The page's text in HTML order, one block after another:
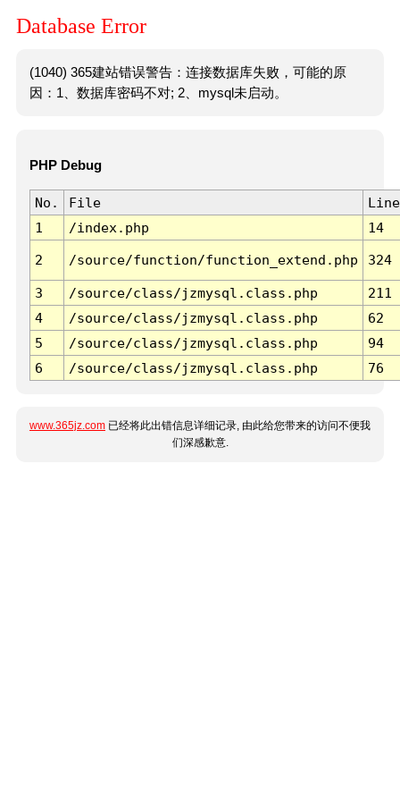
Database Error
(1040) 365建站错误警告：连接数据库失败，可能的原
因：1、数据库密码不对; 2、mysql未启动。
PHP Debug
No. File
Line
1
/index.php 14
2 /source/function/function_extend.php 324
3 /source/class/jzmysql.class.php
211
4
/source/class/jzmysql.class.php
62
5
/source/class/jzmysql.class.php
94
6
/source/class/jzmysql.class.php 76
www.365jz.com 已经将此出错信息详细记录, 由此给您带来的访问不便我
们深感歉意.